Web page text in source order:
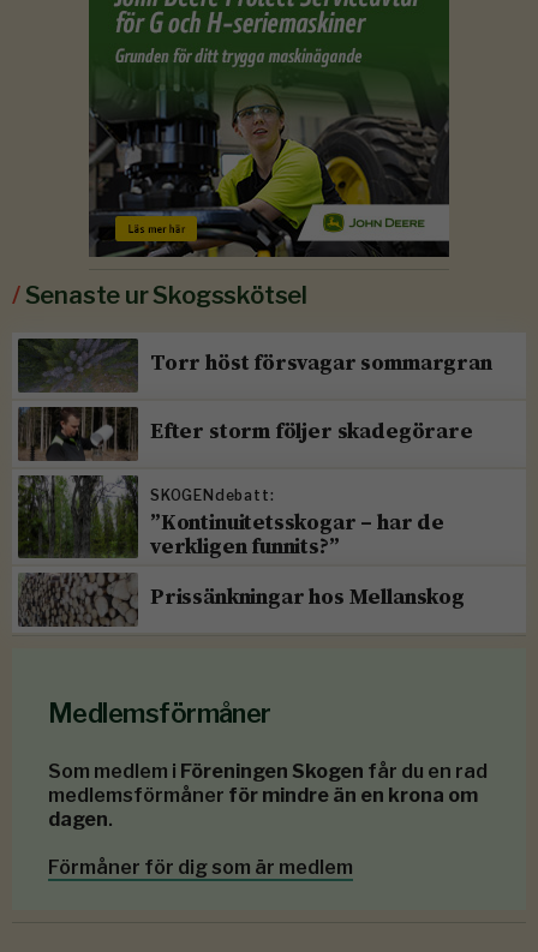
/Senaste ur Skogsskötsel
Torr höst försvagar sommargran
Efter storm följer skadegörare
SKOGENdebatt:
”Kontinuitetsskogar – har de
verkligen funnits?”
Prissänkningar hos Mellanskog
Medlemsförmåner
Som medlem i Föreningen Skogen får du en rad
medlemsförmåner för mindre än en krona om
dagen.
Förmåner för dig som är medlem